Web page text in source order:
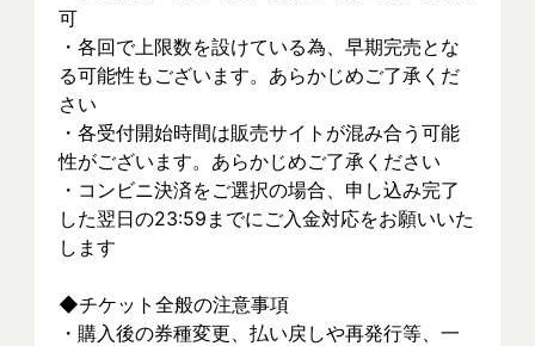
可
・各回で上限数を設けている為、早期完売とな
る可能性もございます。あらかじめご了承くだ
さい
・各受付開始時間は販売サイトが混み合う可能
性がございます。あらかじめご了承ください
・コンビニ決済をご選択の場合、申し込み完了
した翌日の23:59までにご入金対応をお願いいた
します
◆チケット全般の注意事項
・購入後の券種変更、払い戻しや再発行等、一